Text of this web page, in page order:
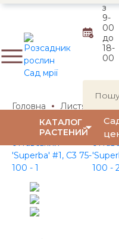
з
9-
00
до
18-
00
КАТАЛОГ
РАСТЕНИЙ
Головна Листяні